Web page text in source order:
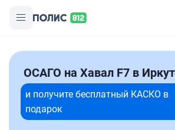
ОСАГО на Хавал F7 в
и получите бесплатный КАСКО в
подарок